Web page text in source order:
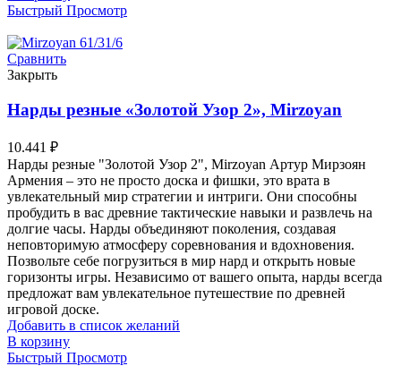
Быстрый Просмотр
Сравнить
Закрыть
Нарды резные «Золотой Узор 2», Mirzoyan
10.441 ₽
Нарды резные "Золотой Узор 2", Mirzoyan Артур Мирзоян
Армения – это не просто доска и фишки, это врата в
увлекательный мир стратегии и интриги. Они способны
пробудить в вас древние тактические навыки и развлечь на
долгие часы. Нарды объединяют поколения, создавая
неповторимую атмосферу соревнования и вдохновения.
Позвольте себе погрузиться в мир нард и открыть новые
горизонты игры. Независимо от вашего опыта, нарды всегда
предложат вам увлекательное путешествие по древней
игровой доске.
Добавить в список желаний
В корзину
Быстрый Просмотр